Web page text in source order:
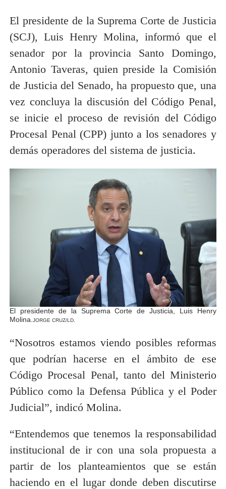
El presidente de la Suprema Corte de Justicia
(SCJ), Luis Henry Molina, informó que el
senador por la provincia Santo Domingo,
Antonio Taveras, quien preside la Comisión
de Justicia del Senado, ha propuesto que, una
vez concluya la discusión del Código Penal,
se inicie el proceso de revisión del Código
Procesal Penal (CPP) junto a los senadores y
demás operadores del sistema de justicia.
El presidente de la Suprema Corte de Justicia, Luis Henry
Molina. JORGE CRUZ/LD.
“Nosotros estamos viendo posibles reformas
que podrían hacerse en el ámbito de ese
Código Procesal Penal, tanto del Ministerio
Público como la Defensa Pública y el Poder
Judicial”, indicó Molina.
“Entendemos que tenemos la responsabilidad
institucional de ir con una sola propuesta a
partir de los planteamientos que se están
haciendo en el lugar donde deben discutirse